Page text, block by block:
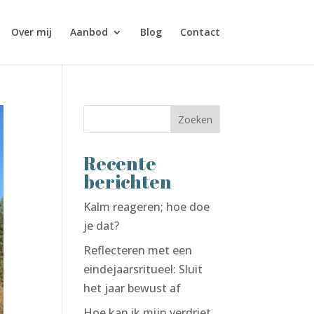
Over mij Aanbod Blog Contact
Zoeken
Recente
berichten
Kalm reageren; hoe doe
je dat?
Reflecteren met een
eindejaarsritueel: Sluit
het jaar bewust af